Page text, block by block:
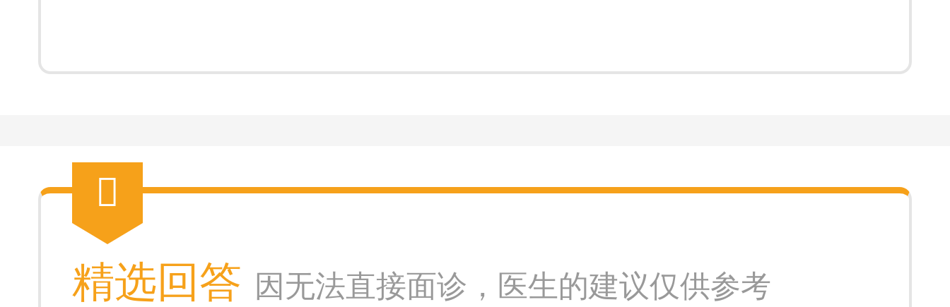
精选回答 因无法直接面诊，医生的建议仅供参考